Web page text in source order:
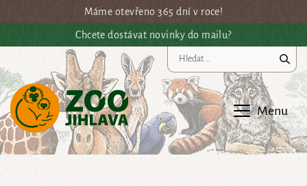
Přejít na hlavní obsahMáme otevřeno 365 dní v roce!
Chcete dostávat novinky do mailu?
Menu